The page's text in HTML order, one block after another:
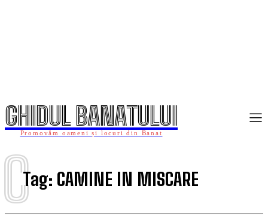
GHIDUL BANATULUI
Promovăm oameni și locuri din Banat
Tag: CAMINE IN MISCARE
C